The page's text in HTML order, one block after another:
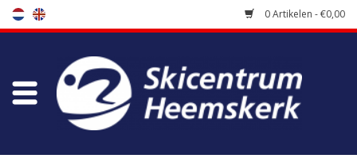
0 Artikelen - €0,00
Winkel